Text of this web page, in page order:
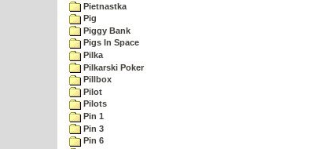
Pietnastka
Pig
Piggy Bank
Pigs In Space
Pilka
Pilkarski Poker
Pillbox
Pilot
Pilots
Pin 1
Pin 3
Pin 6